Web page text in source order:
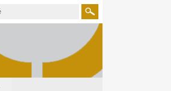
Rechercher